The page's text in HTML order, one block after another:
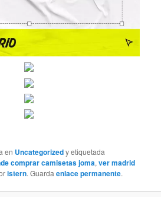
en Uncategorizedy etiquetada
comprar camisetas joma,ver madrid
istern. Guardaenlace permanente.